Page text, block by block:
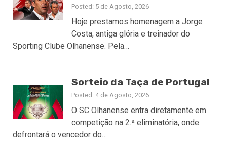
Posted: 5 de Agosto, 2026
Hoje prestamos homenagem a Jorge
Costa, antiga glória e treinador do
Sporting Clube Olhanense. Pela…
Sorteio da Taça de Portugal
Posted: 4 de Agosto, 2026
O SC Olhanense entra diretamente em
competição na 2.ª eliminatória, onde
defrontará o vencedor do…